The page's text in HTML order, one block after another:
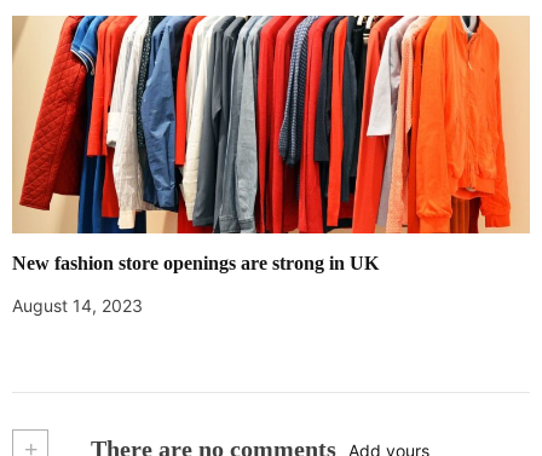
New fashion store openings are strong in UK
August 14, 2023
+ There are no comments Add yours